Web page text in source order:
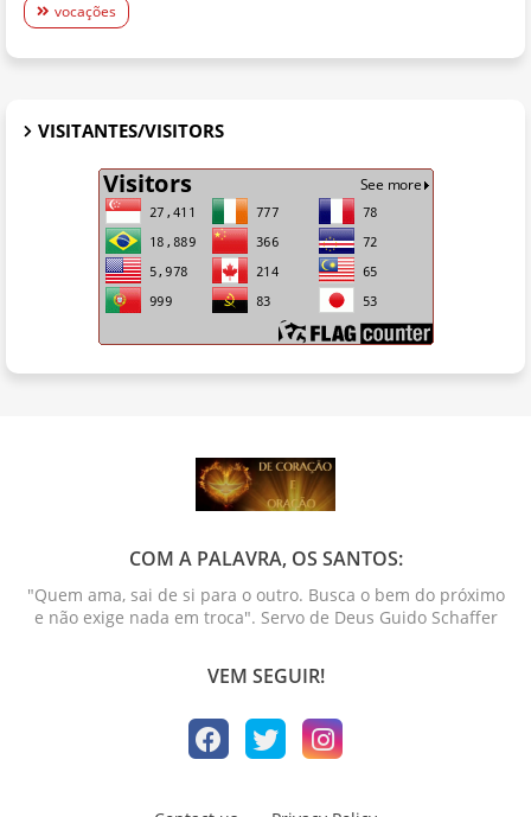
vocações
VISITANTES/VISITORS
COM A PALAVRA, OS SANTOS:
"Quem ama, sai de si para o outro. Busca o bem do próximo
e não exige nada em troca". Servo de Deus Guido Schaffer
VEM SEGUIR!